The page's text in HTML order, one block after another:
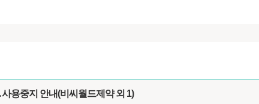
용중지 안내(비씨월드제약 외 1)